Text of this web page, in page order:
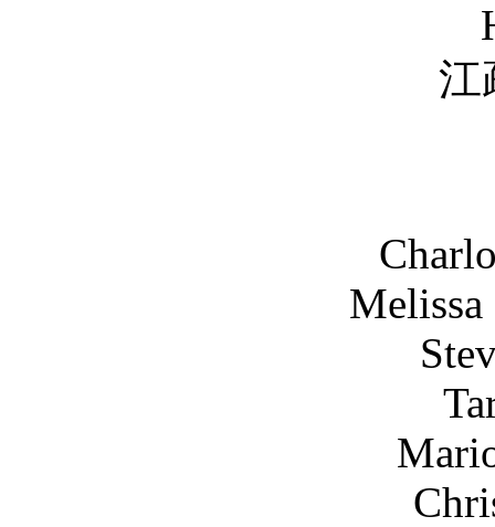
江疏影
Charlotte
Melissa
Steven
Taryn
Mario
Chris